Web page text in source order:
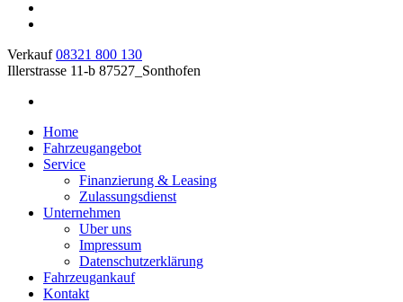
Verkauf08321 800 130
Illerstrasse 11-b 87527_Sonthofen
Home
Fahrzeugangebot
Service
Finanzierung & Leasing
Zulassungsdienst
Unternehmen
Uber uns
Impressum
Datenschutzerklärung
Fahrzeugankauf
Kontakt